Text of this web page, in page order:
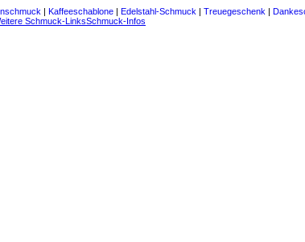
| Kaffeeschablone | Edelstahl-Schmuck | Treuegeschenk |
Schmuck-LinksSchmuck-Infos